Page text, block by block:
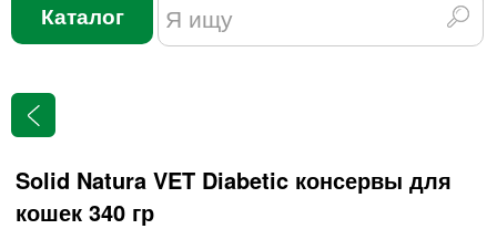
Каталог
Solid Natura VET Diabetic консервы для
кошек 340 гр